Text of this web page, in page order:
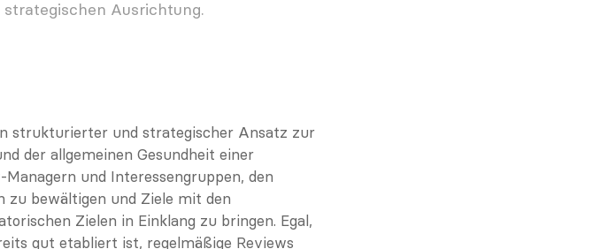
Ausrichtung.
strukturierter und strategischer Ansatz zur
der allgemeinen Gesundheit einer
und Interessengruppen, den
bewältigen und Ziele mit den
Zielen in Einklang zu bringen. Egal,
gut etabliert ist, regelmäßige Reviews